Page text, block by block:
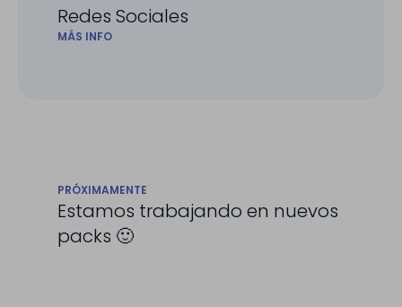
Redes Sociales
MÁS INFO
PRÓXIMAMENTE
Estamos trabajando en nuevos
packs 🙂